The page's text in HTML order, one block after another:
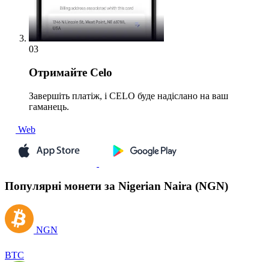
03
Отримайте Celo
Завершіть платіж, і CELO буде надіслано на ваш
гаманець.
Web
Популярні монети за Nigerian Naira (NGN)
NGN
BTC